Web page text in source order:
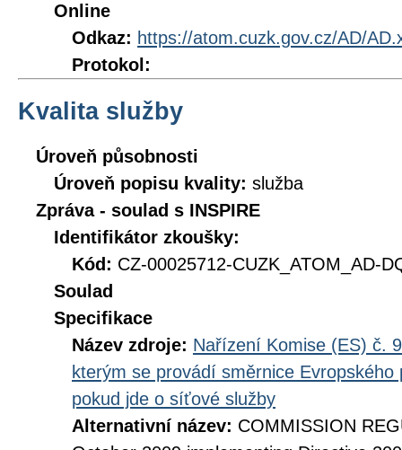
Online
Odkaz: https://atom.cuzk.gov.cz/AD/
Protokol:
Kvalita služby
Úroveň působnosti
Úroveň popisu kvality: služba
Zpráva - soulad s INSPIRE
Identifikátor zkoušky:
Kód: CZ-00025712-CUZK_ATOM_AD-
Soulad
Specifikace
Název zdroje: Nařízení Komise (ES) č.
kterým se provádí směrnice
pokud jde o síťové služby
Alternativní název: COMMISSION